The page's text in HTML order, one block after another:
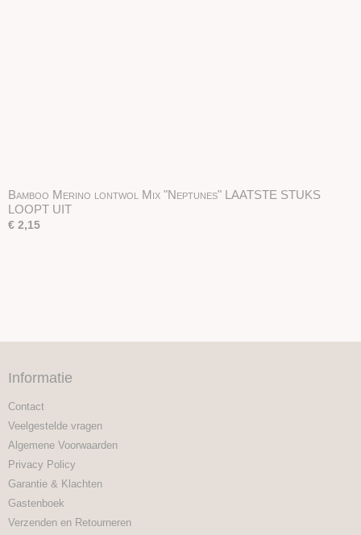
Bamboo Merino lontwol Mix "Neptunes" LAATSTE STUKS
LOOPT UIT
€ 2,15
Informatie
Contact
Veelgestelde vragen
Algemene Voorwaarden
Privacy Policy
Garantie & Klachten
Gastenboek
Verzenden en Retourneren